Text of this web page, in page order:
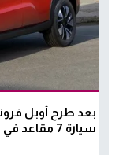
بعد طرح أوبل
سيارة 7 مقاعد في السوق المصري